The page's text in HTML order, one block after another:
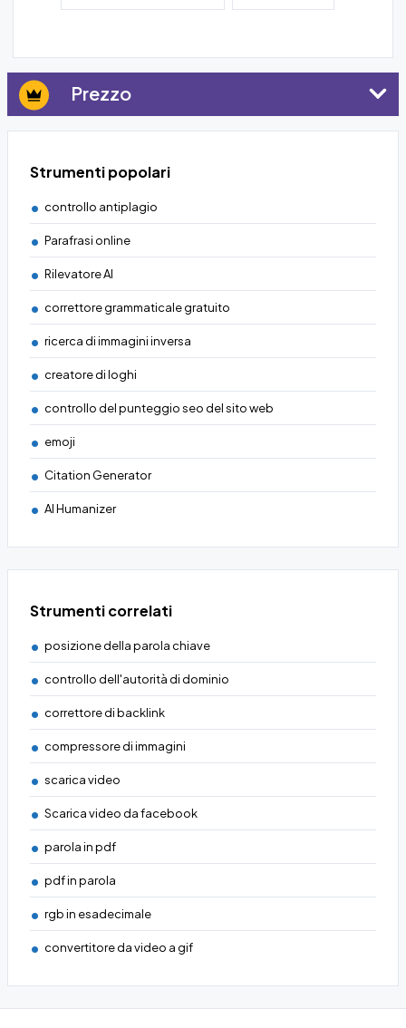
Prezzo
Strumenti popolari
controllo antiplagio
Parafrasi online
Rilevatore AI
correttore grammaticale gratuito
ricerca di immagini inversa
creatore di loghi
controllo del punteggio seo del sito web
emoji
Citation Generator
AI Humanizer
Strumenti correlati
posizione della parola chiave
controllo dell'autorità di dominio
correttore di backlink
compressore di immagini
scarica video
Scarica video da facebook
parola in pdf
pdf in parola
rgb in esadecimale
convertitore da video a gif